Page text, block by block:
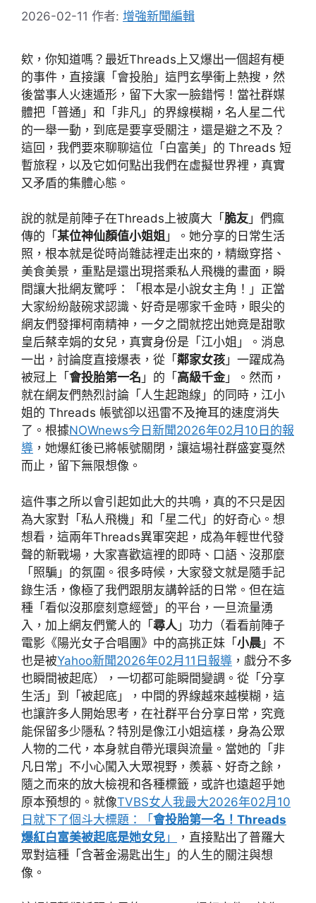
2026-02-11 作者: 增強新聞編輯
欸，你知道嗎？最近Threads上又爆出一個超有梗
的事件，直接讓「會投胎」這門玄學衝上熱搜，然
後當事人火速遁形，留下大家一臉錯愕！當社群媒
體把「普通」和「非凡」的界線模糊，名人星二代
的一舉一動，到底是要享受關注，還是避之不及？
這回，我們要來聊聊這位「白富美」的 Threads 短
暫旅程，以及它如何點出我們在虛擬世界裡，真實
又矛盾的集體心態。
說的就是前陣子在Threads上被廣大「 脆友 」們瘋
傳的「 某位神仙顏值小姐姐 」。她分享的日常生活
照，根本就是從時尚雜誌裡走出來的，精緻穿搭、
美食美景，重點是還出現搭乘私人飛機的畫面，瞬
間讓大批網友驚呼：「根本是小說女主角！」正當
大家紛紛敲碗求認識、好奇是哪家千金時，眼尖的
網友們發揮柯南精神，一夕之間就挖出她竟是甜歌
皇后蔡幸娟的女兒，真實身份是「江小姐」。消息
一出，討論度直接爆表，從「 鄰家女孩 」一躍成為
被冠上「 會投胎第一名 」的「 高級千金」。然而，
就在網友們熱烈討論「人生起跑線」的同時，江小
姐的 Threads 帳號卻以迅雷不及掩耳的速度消失
了。根據NOWnews今日新聞2026年02月10日的報
導 ，她爆紅後已將帳號關閉，讓這場社群盛宴戛然
而止，留下無限想像。
這件事之所以會引起如此大的共鳴，真的不只是因
為大家對「私人飛機」和「星二代」的好奇心。想
想看，這兩年Threads異軍突起，成為年輕世代發
聲的新戰場，大家喜歡這裡的即時、口語、沒那麼
「照騙」的氛圍。很多時候，大家發文就是隨手記
錄生活，像極了我們跟朋友講幹話的日常。但在這
種「看似沒那麼刻意經營」的平台，一旦流量湧
入，加上網友們驚人的「尋人 」功力（看看前陣子
電影《陽光女子合唱團》中的高挑正妹「小晨 」不
也是被Yahoo新聞2026年02月11日報導 ，戲分不多
也瞬間被起底），一切都可能瞬間變調。從「分享
生活」到「被起底」，中間的界線越來越模糊，這
也讓許多人開始思考，在社群平台分享日常，究竟
能保留多少隱私？特別是像江小姐這樣，身為公眾
人物的二代，本身就自帶光環與流量。當她的「非
凡日常」不小心闖入大眾視野，羨慕、好奇之餘，
隨之而來的放大檢視和各種標籤，或許也遠超乎她
原本預想的。就像TVBS女人我最大2026年02月10
日就下了個斗大標題：「會投胎第一名！Threads
爆紅白富美被起底是她女兒 」
，直接點出了普羅大
眾對這種「含著金湯匙出生」的人生的關注與想
像。